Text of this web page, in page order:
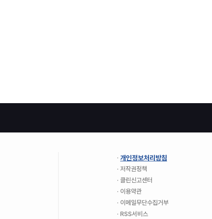
개인정보처리방침
저작권정책
클린신고센터
이용약관
이메일무단수집거부
RSS서비스